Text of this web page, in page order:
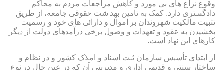
وقوع نزاع های بی مورد و کاهش مراجعات مردم به محاکم
دادگستری دارد. کمک به تامین بهداشت حقوقی جامعه، از طریق
تثبیت مالکیت شهروندان بر اموال و دارائی های خود و رسمیت
بخشیدن به عقود و تعهدات و وصول برخی درآمدهای دولت از دیگر
کارهای این نهاد است.
از ابتدای تأسیس سازمان ثبت اسناد و املاک کشور و در نظام و
ساختار سنتی و قدیمی اداری و مدیریتی آن که در عین حال در نوع